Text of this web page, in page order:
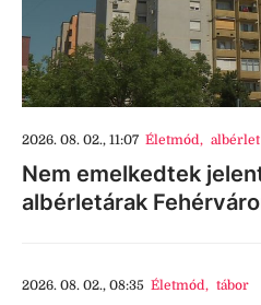
2026. 08. 02., 11:07 Életmód, albérlet
Nem emelkedtek
albérletárak
2026. 08. 02., 08:35 Életmód, tábor